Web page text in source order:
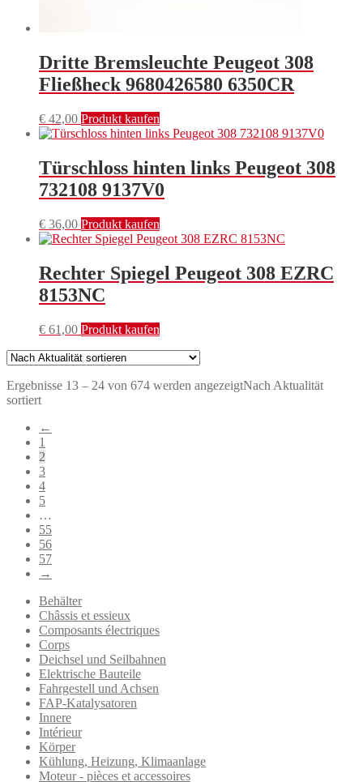
Dritte Bremsleuchte Peugeot 308
Fließheck 9680426580 6350CR
€ 42,00 Produkt kaufen
Türschloss hinten links Peugeot 308
732108 9137V0
€ 36,00 Produkt kaufen
Rechter Spiegel Peugeot 308 EZRC
8153NC
€ 61,00 Produkt kaufen
Ergebnisse 13 – 24 von 674 werden angezeigtNach Aktualität
sortiert
←
1
2
3
4
5
…
55
56
57
→
Behälter
Châssis et essieux
Composants électriques
Corps
Deichsel und Seilbahnen
Elektrische Bauteile
Fahrgestell und Achsen
FAP-Katalysatoren
Innere
Intérieur
Körper
Kühlung, Heizung, Klimaanlage
Moteur - pièces et accessoires